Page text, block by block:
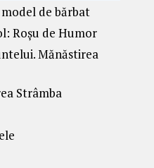
de bărbat
Roșu de Humor
Mănăstirea
Strâmba